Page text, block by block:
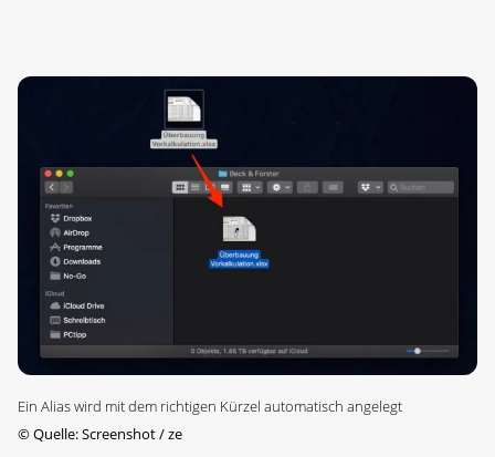
Ein Alias wird mit dem richtigen Kürzel automatisch angelegt
©Quelle: Screenshot / ze